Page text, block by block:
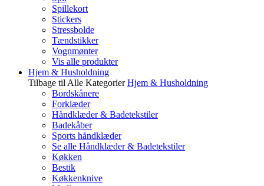
Spillekort
Stickers
Stressbolde
Tændstikker
Vognmønter
Vis alle produkter
Hjem & Husholdning
Tilbage til Alle Kategorier Hjem & Husholdning
Bordskånere
Forklæder
Håndklæder & Badetekstiler
Badekåber
Sports håndklæder
Se alle Håndklæder & Badetekstiler
Køkken
Bestik
Køkkenknive